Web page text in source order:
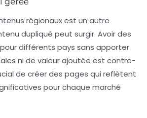
régionaux est un autre
dupliqué peut surgir. Avoir des
différents pays sans apporter
ni de valeur ajoutée est contre-
de créer des pages qui reflètent
pour chaque marché